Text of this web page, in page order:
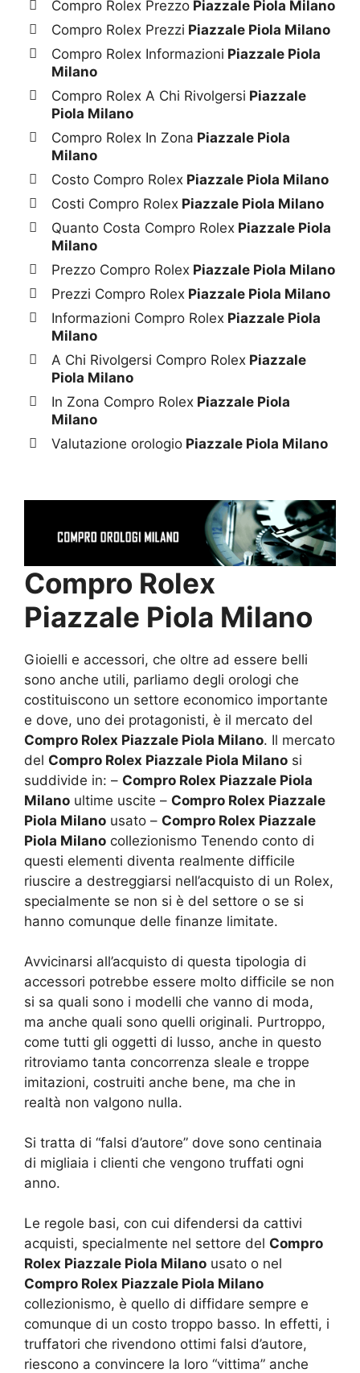
Compro Rolex Prezzo Piazzale Piola Milano
Compro Rolex Prezzi Piazzale Piola Milano
Compro Rolex Informazioni Piazzale Piola
Milano
Compro Rolex A Chi Rivolgersi Piazzale
Piola Milano
Compro Rolex In Zona Piazzale Piola
Milano
Costo Compro Rolex Piazzale Piola Milano
Costi Compro Rolex Piazzale Piola Milano
Quanto Costa Compro Rolex Piazzale Piola
Milano
Prezzo Compro Rolex Piazzale Piola Milano
Prezzi Compro Rolex Piazzale Piola Milano
Informazioni Compro Rolex Piazzale Piola
Milano
A Chi Rivolgersi Compro Rolex Piazzale
Piola Milano
In Zona Compro Rolex Piazzale Piola
Milano
Valutazione orologio Piazzale Piola Milano
Compro Rolex
Piazzale Piola Milano
Gioielli e accessori, che oltre ad essere belli
sono anche utili, parliamo degli orologi che
costituiscono un settore economico importante
e dove, uno dei protagonisti, è il mercato del
Compro Rolex Piazzale Piola Milano. Il mercato
del Compro Rolex Piazzale Piola Milano si
suddivide in: – Compro Rolex Piazzale Piola
Milano ultime uscite – Compro Rolex Piazzale
Piola Milano usato – Compro Rolex Piazzale
Piola Milano collezionismo Tenendo conto di
questi elementi diventa realmente difficile
riuscire a destreggiarsi nell’acquisto di un Rolex,
specialmente se non si è del settore o se si
hanno comunque delle finanze limitate.
Avvicinarsi all’acquisto di questa tipologia di
accessori potrebbe essere molto difficile se non
si sa quali sono i modelli che vanno di moda,
ma anche quali sono quelli originali. Purtroppo,
come tutti gli oggetti di lusso, anche in questo
ritroviamo tanta concorrenza sleale e troppe
imitazioni, costruiti anche bene, ma che in
realtà non valgono nulla.
Si tratta di “falsi d’autore” dove sono centinaia
di migliaia i clienti che vengono truffati ogni
anno.
Le regole basi, con cui difendersi da cattivi
acquisti, specialmente nel settore del Compro
Rolex Piazzale Piola Milano usato o nel
Compro Rolex Piazzale Piola Milano
collezionismo, è quello di diffidare sempre e
comunque di un costo troppo basso. In effetti, i
truffatori che rivendono ottimi falsi d’autore,
riescono a convincere la loro “vittima” anche